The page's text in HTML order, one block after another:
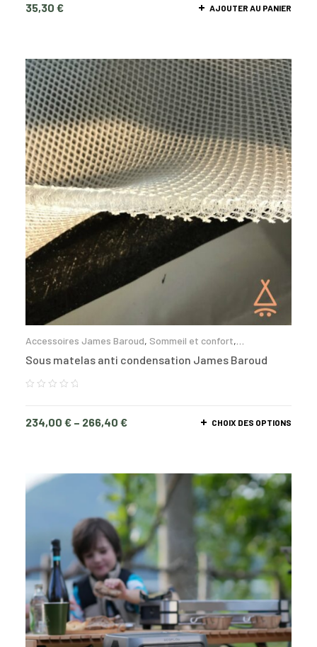
35,30 € AJOUTER AU PANIER
Accessoires James Baroud, Sommeil et confort,
Sous matelas anti condensation James Baroud
234,00 € – 266,40 € CHOIX DES OPTIONS